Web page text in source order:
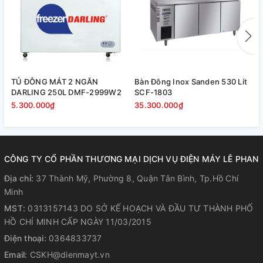
axit bazơ vào tủ gây ăn mòn, thực phẩm lỏng nên để trong
hộp có nắp kín chống bay hơi, làm tan lớp tuyết trên dàn
TỦ ĐÔNG MÁT 2 NGĂN
DARLING 250L DMF-2999W2
5.300.000₫
Bàn Đông Inox Sanden 530 Lít
SCF-1803
35.300.000₫
CÔNG TY CỔ PHẦN THƯƠNG MẠI DỊCH VỤ ĐIỆN MÁY LÊ PHAN
Địa chỉ: 37 Thành Mỹ, Phường 8, Quận Tân Bình, Tp.Hồ Chí
Minh
MST: 0313157143 DO SỞ KẾ HOẠCH VÀ ĐẦU TƯ THÀNH PHỐ
HỒ CHÍ MINH CẤP NGÀY 11/03/2015
Điện thoại: 0364833737
Email: CSKH@dienmayt.vn